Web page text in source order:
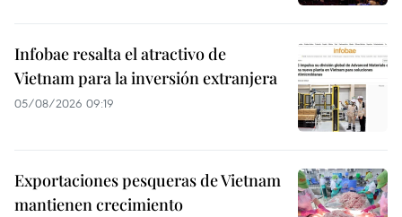
Infobae resalta el atractivo de
Vietnam para la inversión extranjera
05/08/2026 09:19
Exportaciones pesqueras de Vietnam
mantienen crecimiento